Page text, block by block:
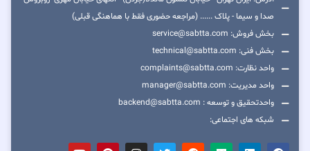
صدا و سیما - پلاک ...... (مراجعه حضوری فقط با هماهنگی قبلی)
بخش فروش: service@sabtta.com
بخش فنی: technical@sabtta.com
واحد نظارت: complaints@sabtta.com
واحد مدیریت: manager@sabtta.com
واحدتحقیق و توسعه : backend@sabtta.com
شبکه های اجتماعی: